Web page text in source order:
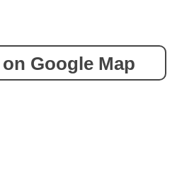
Google Map